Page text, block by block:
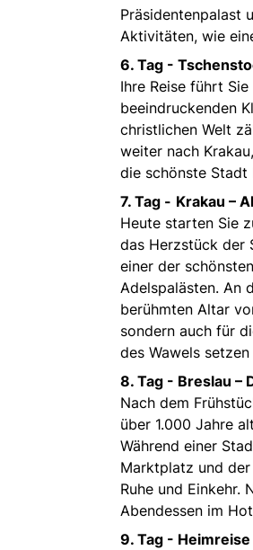
Präsidentenpalast
Aktivitäten, wie
6. Tag -
Ihre Reise führt
beeindruckenden
christlichen Welt
weiter nach
die schönste Stadt
7. Tag - Krakau –
Heute starten Sie
das Herzstück der
einer der
Adelspalästen. An
berühmten Altar
sondern auch für
des Wawels
8. Tag - Breslau –
Nach dem
über 1.000 Jahre
Während einer
Marktplatz und
Ruhe und Einkehr.
Abendessen im
9. Tag -